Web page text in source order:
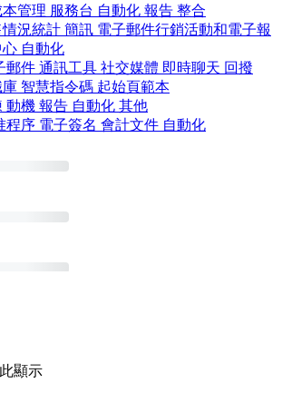
管理 服務台 自動化 報告 整合
況統計 簡訊 電子郵件行銷活動和電子報
心 自動化
郵件 通訊工具 社交媒體 即時聊天 回撥
庫 智慧指令碼 起始頁範本
動機 報告 自動化 其他
程序 電子簽名 會計文件 自動化
顯示